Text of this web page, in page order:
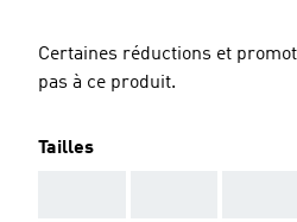
Certaines réductions et
pas à ce produit.
Tailles